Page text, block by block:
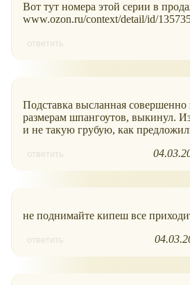
Вот тут номера этой серии в
www.ozon.ru/context/detail/id/
ответить
Подставка высланная совершенно
размерам шпангоутов, выкинул.
и не такую грубую, как
ответить
не поднимайте кипеш все
ответить